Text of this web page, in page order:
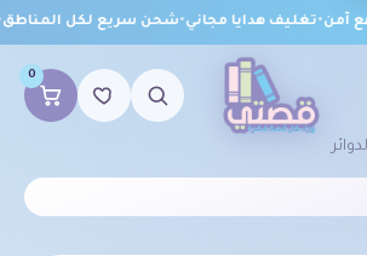
آمن•تغليف هدايا مجاني•شحن سريع لكل المناطق•
0